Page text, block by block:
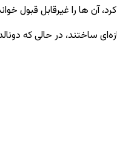
‌ها را غیرقابل قبول
ساختند، در حالی که